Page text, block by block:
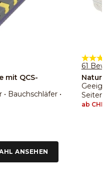
mit QCS-
Bauchschläfer •
61
Nature
Angebot
ab CHF
ANSEHEN